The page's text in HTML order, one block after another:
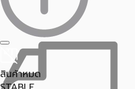
สินค้าหมด